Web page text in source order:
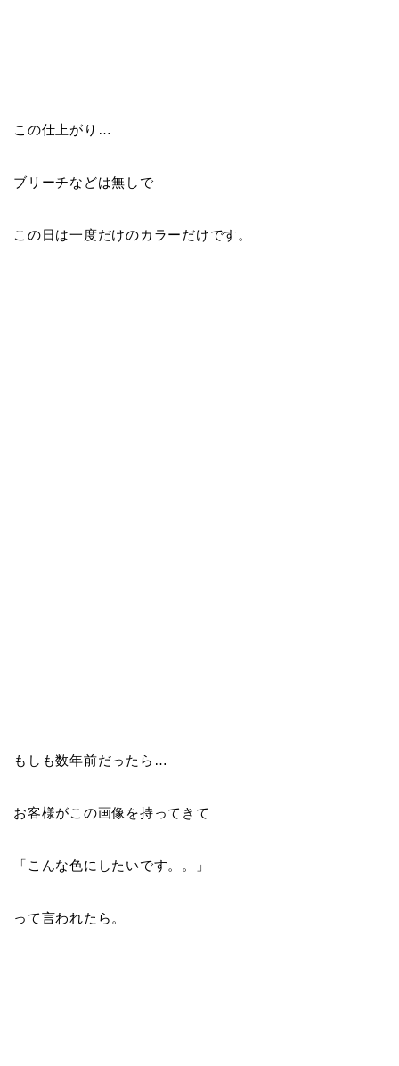
この仕上がり…
ブリーチなどは無しで
この日は一度だけのカラーだけです。
もしも数年前だったら…
お客様がこの画像を持ってきて
「こんな色にしたいです。。」
って言われたら。